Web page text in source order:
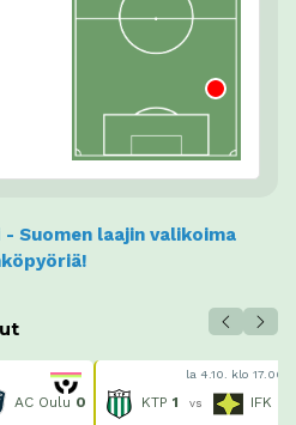
- Suomen laajin valikoima
AC Oulu 0
la 4.10. klo 17.00
KTP 1 vs IFK